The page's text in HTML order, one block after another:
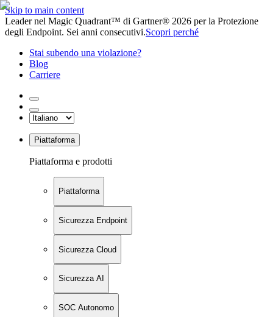
Skip to main content
Leader nel Magic Quadrant™ di Gartner® 2026 per la Protezione
degli Endpoint. Sei anni consecutivi.Scopri perché
Stai subendo una violazione?
Blog
Carriere
Piattaforma
Piattaforma e prodotti
Piattaforma
Sicurezza Endpoint
Sicurezza Cloud
Sicurezza AI
SOC Autonomo